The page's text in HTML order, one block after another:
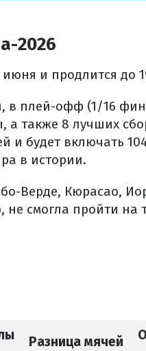
2026
и продлится до
в плей-офф (1/16
а также 8 лучших
и будет включать
в истории.
Верде, Кюрасао,
смогла пройти на
Разница мячей